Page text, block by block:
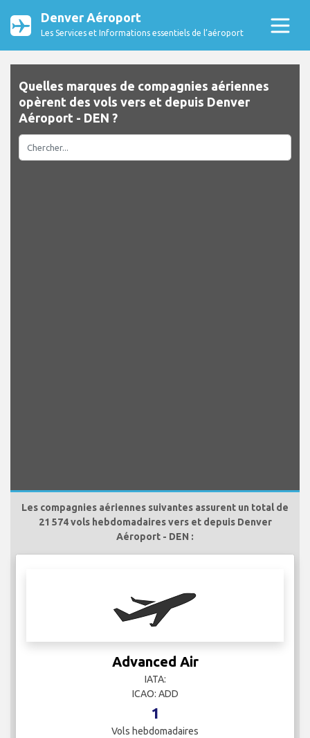
Denver Aéroport
Les Services et Informations essentiels de l’aéroport
Quelles marques de compagnies aériennes
opèrent des vols vers et depuis Denver
Aéroport - DEN ?
Les compagnies aériennes suivantes assurent un total de
21 574 vols hebdomadaires vers et depuis Denver
Aéroport - DEN :
Advanced Air
IATA:
ICAO: ADD
1
Vols hebdomadaires